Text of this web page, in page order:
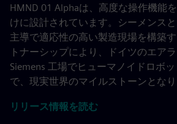
HMND 01 Alphaは、高度な操作機能
けに設計されています。シーメンス
主導で適応性の高い製造現場を構築
トナーシップにより、ドイツのエア
Siemens 工場でヒューマノイドロボ
で、現実世界のマイルストーンとなり
リリース情報を読む